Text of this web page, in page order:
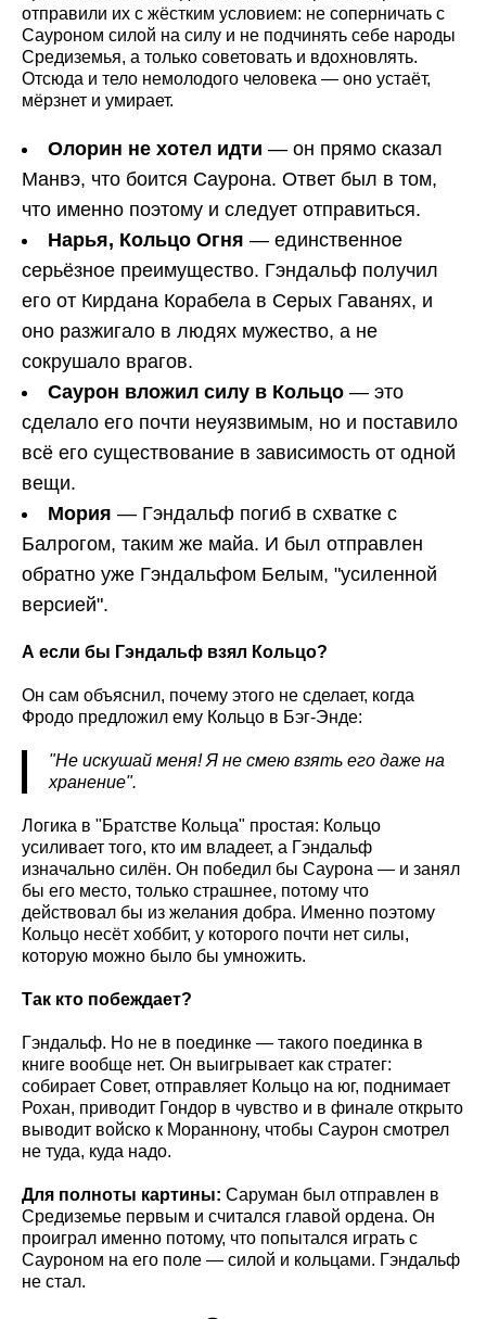
отправили их с жёстким условием: не соперничать с
Сауроном силой на силу и не подчинять себе народы
Средиземья, а только советовать и вдохновлять.
Отсюда и тело немолодого человека — оно устаёт,
мёрзнет и умирает.
Олорин не хотел идти — он прямо сказал
Манвэ, что боится Саурона. Ответ был в том,
что именно поэтому и следует отправиться.
Нарья, Кольцо Огня — единственное
серьёзное преимущество. Гэндальф получил
его от Кирдана Корабела в Серых Гаванях, и
оно разжигало в людях мужество, а не
сокрушало врагов.
Саурон вложил силу в Кольцо — это
сделало его почти неуязвимым, но и поставило
всё его существование в зависимость от одной
вещи.
Мория — Гэндальф погиб в схватке с
Балрогом, таким же майа. И был отправлен
обратно уже Гэндальфом Белым, "усиленной
версией".
А если бы Гэндальф взял Кольцо?
Он сам объяснил, почему этого не сделает, когда
Фродо предложил ему Кольцо в Бэг-Энде:
"Не искушай меня! Я не смею взять его даже на
хранение".
Логика в "Братстве Кольца" простая: Кольцо
усиливает того, кто им владеет, а Гэндальф
изначально силён. Он победил бы Саурона — и занял
бы его место, только страшнее, потому что
действовал бы из желания добра. Именно поэтому
Кольцо несёт хоббит, у которого почти нет силы,
которую можно было бы умножить.
Так кто побеждает?
Гэндальф. Но не в поединке — такого поединка в
книге вообще нет. Он выигрывает как стратег:
собирает Совет, отправляет Кольцо на юг, поднимает
Рохан, приводит Гондор в чувство и в финале открыто
выводит войско к Мораннону, чтобы Саурон смотрел
не туда, куда надо.
Для полноты картины: Саруман был отправлен в
Средиземье первым и считался главой ордена. Он
проиграл именно потому, что попытался играть с
Сауроном на его поле — силой и кольцами. Гэндальф
не стал.